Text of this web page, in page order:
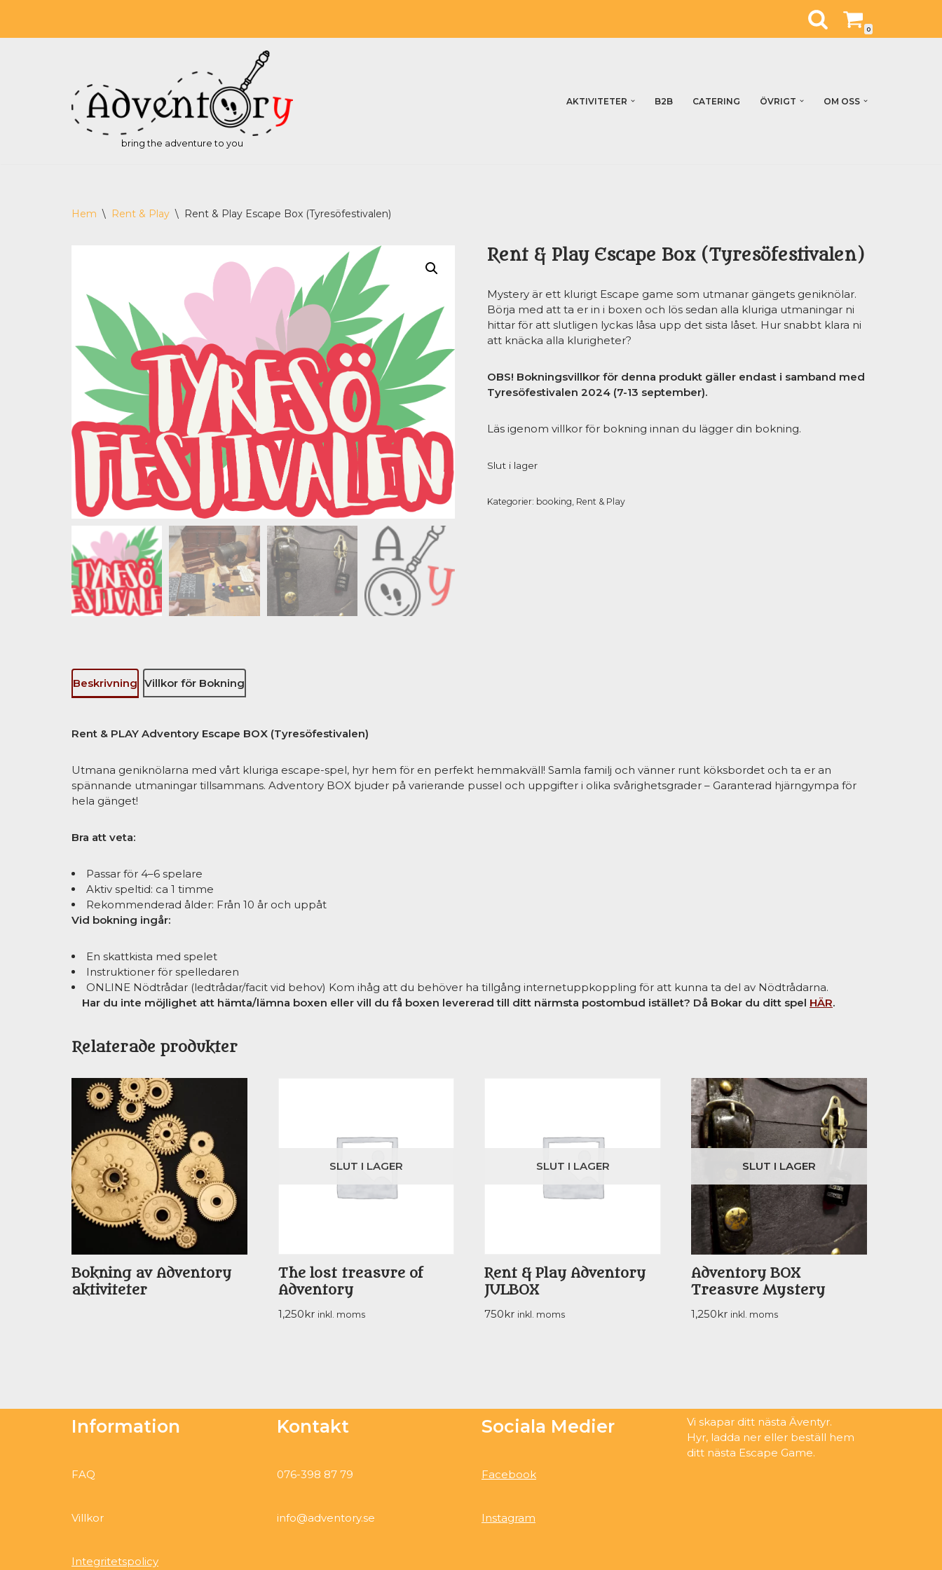
Hoppa
0
bring the adventure to you
AKTIVITETER B2B CATERING ÖVRIGT OM OSS
Hem \ Rent & Play \ Rent & Play Escape Box (Tyresöfestivalen)
Rent & Play Escape Box (Tyresöfestivalen)
Mystery är ett klurigt Escape game som utmanar gängets geniknölar.
Börja med att ta er in i boxen och lös sedan alla kluriga utmaningar ni
hittar för att slutligen lyckas låsa upp det sista låset. Hur snabbt klara ni
att knäcka alla klurigheter?
OBS! Bokningsvillkor för denna produkt gäller endast i samband med
Tyresöfestivalen 2024 (7-13 september).
Läs igenom villkor för bokning innan du lägger din bokning.
Slut i lager
Kategorier: booking Rent & Play
Beskrivning Villkor för Bokning
Rent & PLAY Adventory Escape BOX (Tyresöfestivalen)
Utmana geniknölarna med vårt kluriga escape-spel, hyr hem för en perfekt hemmakväll! Samla familj och vänner runt köksbordet och ta er an
spännande utmaningar tillsammans. Adventory BOX bjuder på varierande pussel och uppgifter i olika svårighetsgrader – Garanterad hjärngympa för
hela gänget!
Bra att veta:
Passar för 4–6 spelare
Aktiv speltid: ca 1 timme
Rekommenderad ålder: Från 10 år och uppåt
Vid bokning ingår:
En skattkista med spelet
Instruktioner för spelledaren
ONLINE Nödtrådar (ledtrådar/facit vid behov) Kom ihåg att du behöver ha tillgång internetuppkoppling för att kunna ta del av Nödtrådarna.
Har du inte möjlighet att hämta/lämna boxen eller vill du få boxen levererad till ditt närmsta postombud istället? Då Bokar du ditt spel HÄR.
Relaterade produkter
Bokning av Adventory
aktiviteter
SLUT I LAGER
The lost treasure of
Adventory
1,250kr inkl. moms
SLUT I LAGER
Rent & Play Adventory
JULBOX
750kr inkl. moms
SLUT I LAGER
Adventory BOX
Treasure Mystery
1,250kr inkl. moms
Information
FAQ
Villkor
Integritetspolicy
Kontakt
076-398 87 79
info@adventory.se
Sociala Medier
Facebook
Instagram
Vi skapar ditt nästa Äventyr.
Hyr, ladda ner eller beställ hem
ditt nästa Escape Game.